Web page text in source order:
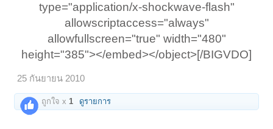
type="application/x-shockwave-flash"
allowscriptaccess="always"
allowfullscreen="true" width="480"
height="385"></embed></object>[/BIGVDO]​
25 กันยายน 2010
ถูกใจ x1 ดูรายการ